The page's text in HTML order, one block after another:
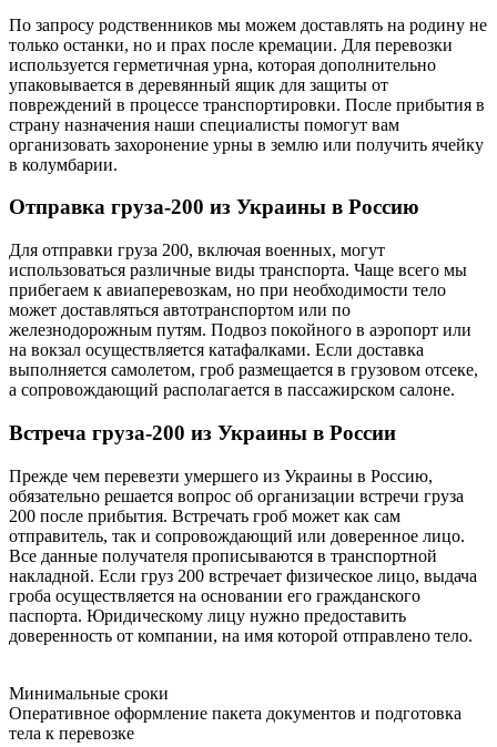
По запросу родственников мы можем доставлять на родину не
только останки, но и прах после кремации. Для перевозки
используется герметичная урна, которая дополнительно
упаковывается в деревянный ящик для защиты от
повреждений в процессе транспортировки. После прибытия в
страну назначения наши специалисты помогут вам
организовать захоронение урны в землю или получить ячейку
в колумбарии.
Отправка груза-200 из Украины в Россию
Для отправки груза 200, включая военных, могут
использоваться различные виды транспорта. Чаще всего мы
прибегаем к авиаперевозкам, но при необходимости тело
может доставляться автотранспортом или по
железнодорожным путям. Подвоз покойного в аэропорт или
на вокзал осуществляется катафалками. Если доставка
выполняется самолетом, гроб размещается в грузовом отсеке,
а сопровождающий располагается в пассажирском салоне.
Встреча груза-200 из Украины в России
Прежде чем перевезти умершего из Украины в Россию,
обязательно решается вопрос об организации встречи груза
200 после прибытия. Встречать гроб может как сам
отправитель, так и сопровождающий или доверенное лицо.
Все данные получателя прописываются в транспортной
накладной. Если груз 200 встречает физическое лицо, выдача
гроба осуществляется на основании его гражданского
паспорта. Юридическому лицу нужно предоставить
доверенность от компании, на имя которой отправлено тело.
Минимальные сроки
Оперативное оформление пакета документов и подготовка
тела к перевозке